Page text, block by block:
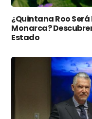
¿Quintana Roo
Monarca?
Estado